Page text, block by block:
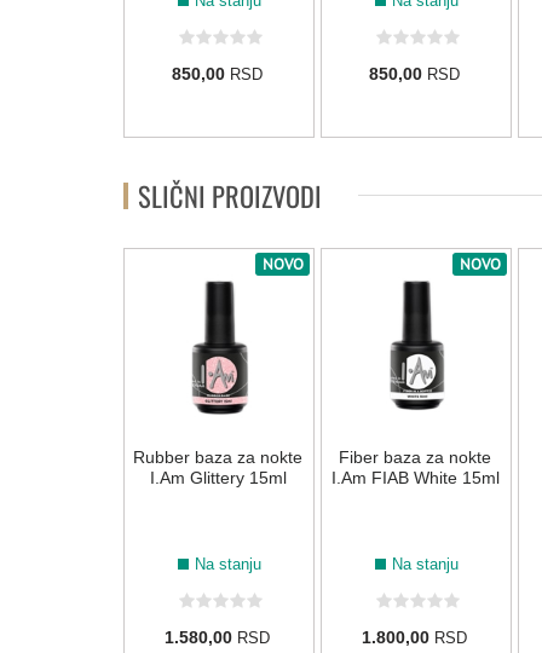
850,00 RSD 850,00 RSD
SLIČNI PROIZVODI
NOVO
Rubber baza za nokte
I.Am Glittery 15ml
Na stanju
1.580,00 RSD
NOVO
Fiber baza za nokte
I.Am FIAB White 15ml
Na stanju
1.800,00 RSD